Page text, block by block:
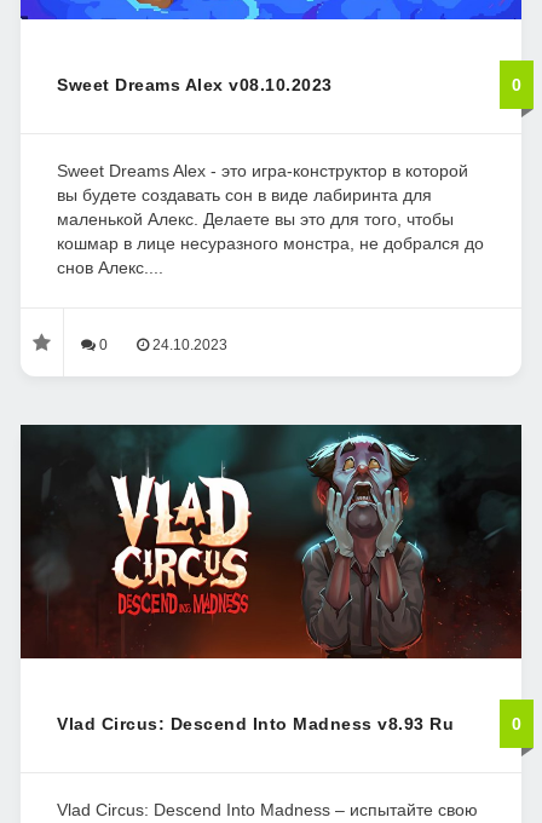
Sweet Dreams Alex v08.10.2023 0
Sweet Dreams Alex - это игра-конструктор в которой
вы будете создавать сон в виде лабиринта для
маленькой Алекс. Делаете вы это для того, чтобы
кошмар в лице несуразного монстра, не добрался до
снов Алекс....
0 24.10.2023
Vlad Circus: Descend Into Madness v8.93 Ru 0
Vlad Circus: Descend Into Madness – испытайте свою